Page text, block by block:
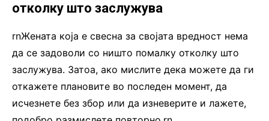
отколку што заслужува
rnЖената која е свесна за својата вредност нема
да се задоволи со ништо помалку отколку што
заслужува. Затоа, ако мислите дека можете да ги
откажете плановите во последен момент, да
исчезнете без збор или да изневерите и лажете,